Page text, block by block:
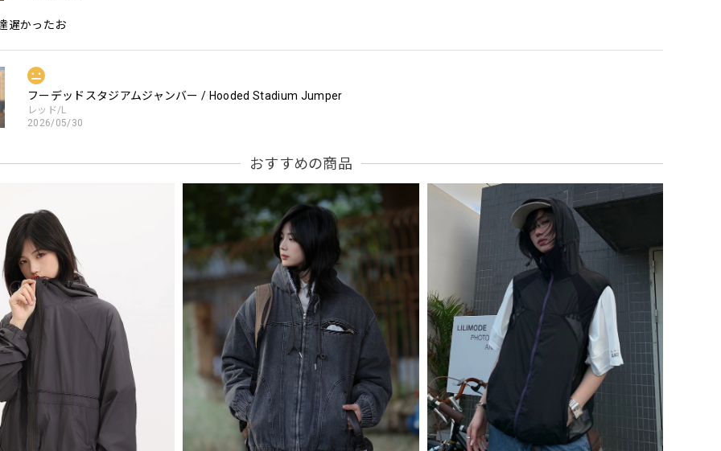
遅かったお
フーデッドスタジアムジャンバー / Hooded Stadium Jumper
レッド/L
2026/05/30
フーデッドスタジアムジャンバー / Hooded Stadium Jumper
ブラック/L
2026/05/28
NCLLW オリジナルドッグタグネックレス / NCLLW Original Dog Tag Necklace
2026/05/27
スタンドカラーレトロジャケット / Stand Collar Retro Jacket
オフホワイト/M
おすすめの商品